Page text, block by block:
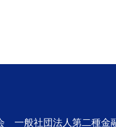
一般社団法人第二種金